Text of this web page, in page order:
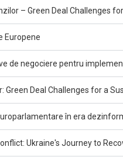
– Green Deal Challenges
Europene
de negociere pentru
Deal Challenges for a
în era
Ukraine's Journey to